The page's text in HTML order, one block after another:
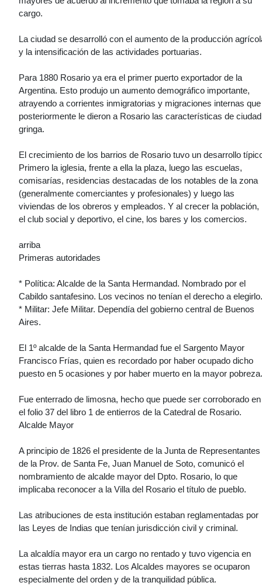
cargo.
La ciudad se desarrolló con el aumento de la producción
y la intensificación de las actividades portuarias.
Para 1880 Rosario ya era el primer puerto exportador de la
Argentina. Esto produjo un aumento demográfico importante,
atrayendo a corrientes inmigratorias y migraciones internas que
posteriormente le dieron a Rosario las características de ciudad
gringa.
El crecimiento de los barrios de Rosario tuvo un desarrollo
Primero la iglesia, frente a ella la plaza, luego las escuelas,
comisarías, residencias destacadas de los notables de la zona
(generalmente comerciantes y profesionales) y luego las
viviendas de los obreros y empleados. Y al crecer la población,
el club social y deportivo, el cine, los bares y los comercios.
arriba
Primeras autoridades
* Política: Alcalde de la Santa Hermandad. Nombrado por el
Cabildo santafesino. Los vecinos no tenían el derecho a elegirlo.
* Militar: Jefe Militar. Dependía del gobierno central de Buenos
Aires.
El 1º alcalde de la Santa Hermandad fue el Sargento Mayor
Francisco Frías, quien es recordado por haber ocupado dicho
puesto en 5 ocasiones y por haber muerto en la mayor pobreza.
Fue enterrado de limosna, hecho que puede ser corroborado en
el folio 37 del libro 1 de entierros de la Catedral de Rosario.
Alcalde Mayor
A principio de 1826 el presidente de la Junta de Representantes
de la Prov. de Santa Fe, Juan Manuel de Soto, comunicó el
nombramiento de alcalde mayor del Dpto. Rosario, lo que
implicaba reconocer a la Villa del Rosario el título de pueblo.
Las atribuciones de esta institución estaban reglamentadas por
las Leyes de Indias que tenían jurisdicción civil y criminal.
La alcaldía mayor era un cargo no rentado y tuvo vigencia en
estas tierras hasta 1832. Los Alcaldes mayores se ocuparon
especialmente del orden y de la tranquilidad pública.